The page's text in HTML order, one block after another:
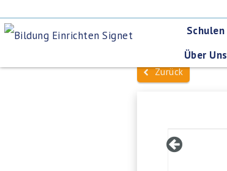
Schulen
Über Uns
Zurück